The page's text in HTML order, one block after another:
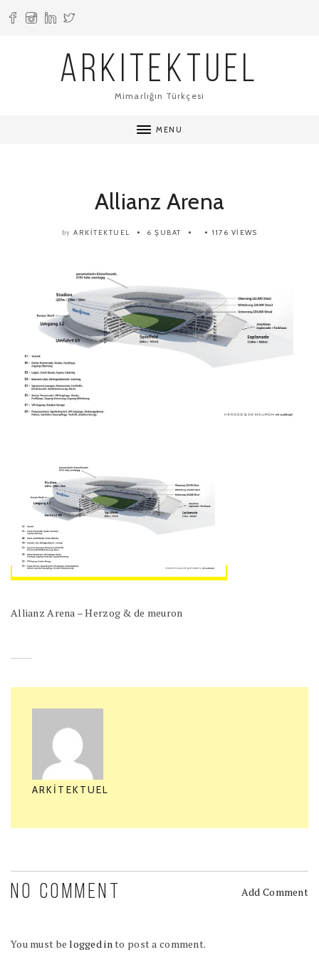
ARKITEKTUEL
Mimarlığın Türkçesi
MENU
Allianz Arena
by ARKITEKTUEL 6 ŞUBAT 1176 VIEWS
Allianz Arena – Herzog & de meuron
ARKITEKTUEL
NO COMMENT Add Comment
You must belogged into post a comment.